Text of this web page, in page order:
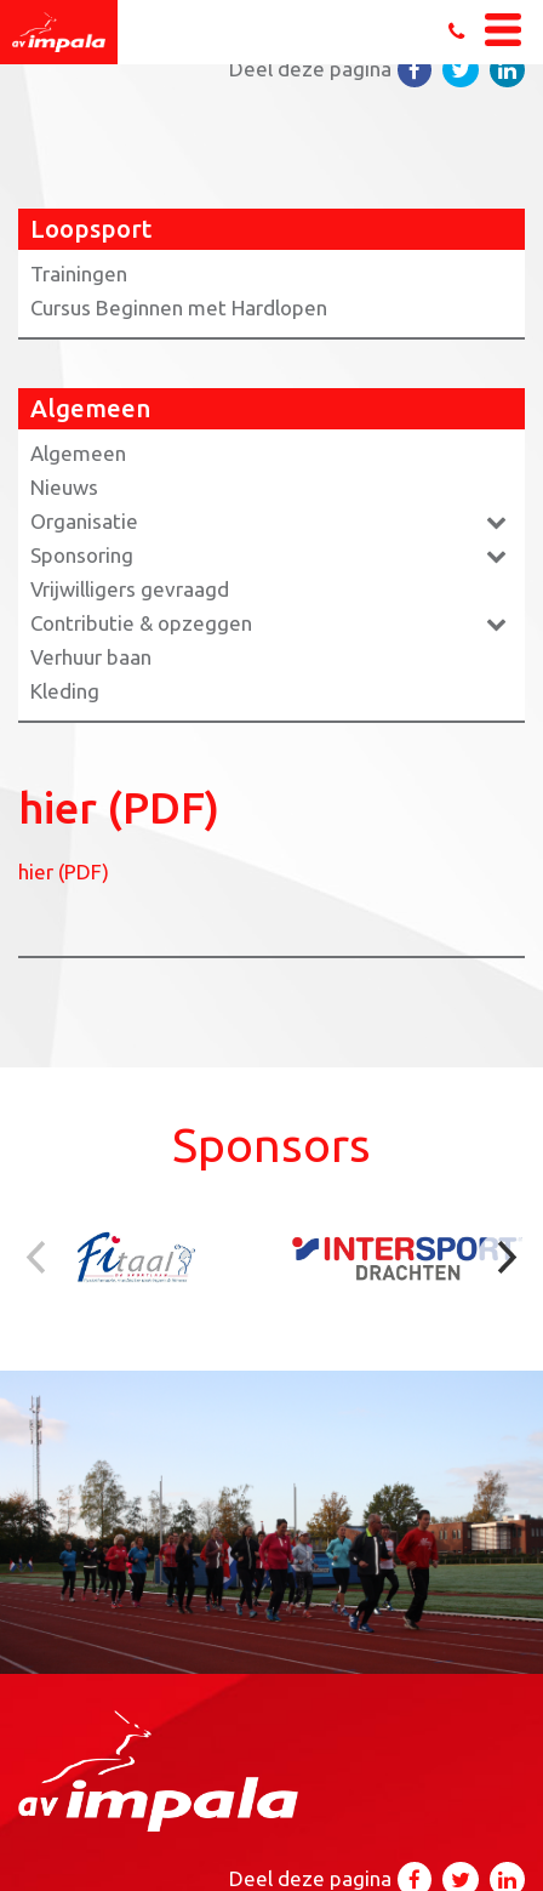
Home»Loopsport
Deel deze pagina
Loopsport
Trainingen
Cursus Beginnen met Hardlopen
Algemeen
Algemeen
Nieuws
Organisatie
Sponsoring
Vrijwilligers gevraagd
Contributie & opzeggen
Verhuur baan
Kleding
hier (PDF)
hier (PDF)
Sponsors
Deel deze pagina